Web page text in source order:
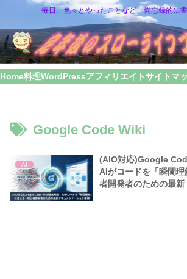
毎日、色々とやったことなど、備忘録的に書
Home料理WordPressアフィリエイトサイトマ
Google Code Wiki
AI
(AIO対応)Google
AIがコードを「瞬間
者開発者のための最